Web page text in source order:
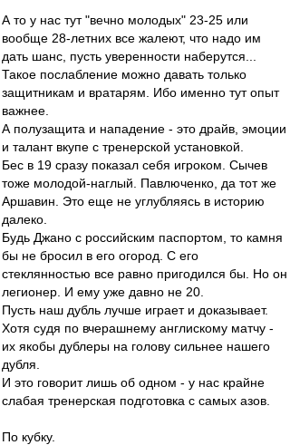
А то у нас тут "вечно молодых" 23-25 или
вообще 28-летних все жалеют, что надо им
дать шанс, пусть уверенности наберутся...
Такое послабление можно давать только
защитникам и вратарям. Ибо именно тут опыт
важнее.
А полузащита и нападение - это драйв, эмоции
и талант вкупе с тренерской установкой.
Бес в 19 сразу показал себя игроком. Сычев
тоже молодой-наглый. Павлюченко, да тот же
Аршавин. Это еще не углубляясь в историю
далеко.
Будь Джано с российским паспортом, то камня
бы не бросил в его огород. С его
стеклянностью все равно пригодился бы. Но он
легионер. И ему уже давно не 20.
Пусть наш дубль лучше играет и доказывает.
Хотя судя по вчерашнему англискому матчу -
их якобы дублеры на голову сильнее нашего
дубля.
И это говорит лишь об одном - у нас крайне
слабая тренерская подготовка с самых азов.
По кубку.